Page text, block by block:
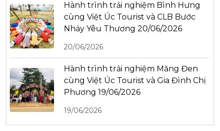
Hành trình trải nghiệm Bình Hưng
cùng Việt Úc Tourist và CLB Bước
Nhảy Yêu Thương 20/06/2026
20/06/2026
Hành trình trải nghiệm Măng Đen
cùng Việt Úc Tourist và Gia Đình Chị
Phương 19/06/2026
19/06/2026